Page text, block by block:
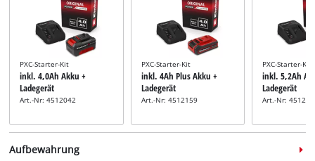
PXC-Starter-Kit
inkl. 4,0Ah Akku +
Ladegerät
Art.-Nr: 4512042
PXC-Starter-Kit
inkl. 4Ah Plus Akku +
Ladegerät
Art.-Nr: 4512159
PXC-Starter-Kit
inkl. 5,2Ah
Ladegerät
Art.-Nr:
Aufbewahrung